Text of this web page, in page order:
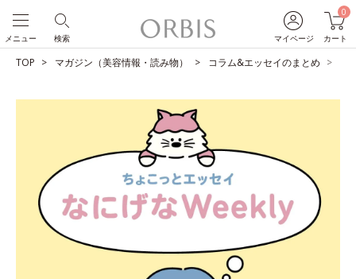
マイページ
0
カート
検索
メニュー
TOP マガジン（美容情報・読み物） コラム&エッセイのまとめ